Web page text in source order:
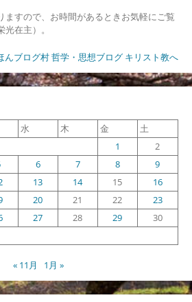
ますので、お時間があるときお気軽にご覧
在主）。
水 木 金
土
1
2
6 7 8
9
13 14 15
16
20 21 22
23
27 28 29
30
« 11月 1月 »